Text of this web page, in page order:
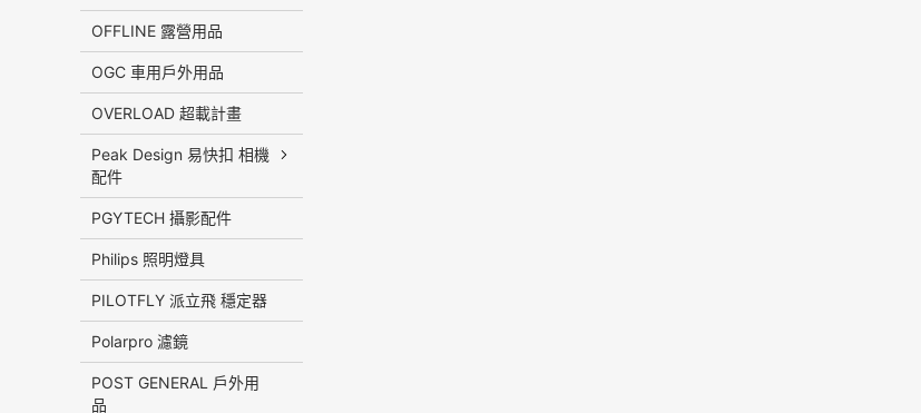
OFFLINE 露營用品
OGC 車用戶外用品
OVERLOAD 超載計畫
Peak Design 易快扣 相機
配件
PGYTECH 攝影配件
Philips 照明燈具
PILOTFLY 派立飛 穩定器
Polarpro 濾鏡
POST GENERAL 戶外用
品